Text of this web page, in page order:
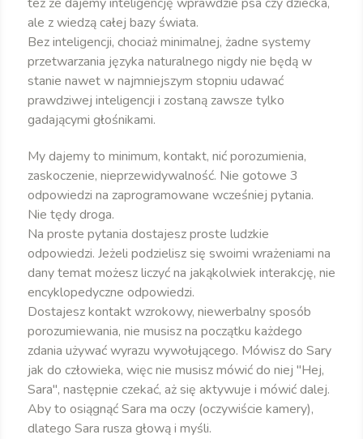
ale z wiedzą całej bazy świata.
Bez inteligencji, chociaż minimalnej, żadne systemy
przetwarzania języka naturalnego nigdy nie będą w
stanie nawet w najmniejszym stopniu udawać
prawdziwej inteligencji i zostaną zawsze tylko
gadającymi głośnikami.
My dajemy to minimum, kontakt, nić porozumienia,
zaskoczenie, nieprzewidywalność. Nie gotowe 3
odpowiedzi na zaprogramowane wcześniej pytania.
Nie tędy droga.
Na proste pytania dostajesz proste ludzkie
odpowiedzi. Jeżeli podzielisz się swoimi wrażeniami na
dany temat możesz liczyć na jakąkolwiek interakcję, nie
encyklopedyczne odpowiedzi.
Dostajesz kontakt wzrokowy, niewerbalny sposób
porozumiewania, nie musisz na początku każdego
zdania używać wyrazu wywołującego. Mówisz do Sary
jak do człowieka, więc nie musisz mówić do niej "Hej,
Sara", następnie czekać, aż się aktywuje i mówić dalej.
Aby to osiągnąć Sara ma oczy (oczywiście kamery),
dlatego Sara rusza głową i myśli.